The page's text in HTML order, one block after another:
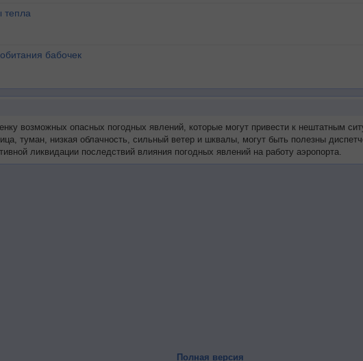
тепла
бабочек
возможных опасных погодных явлений, которые могут привести к нештатным
туман, низкая облачность, сильный ветер и шквалы, могут быть полезны
ликвидации последствий влияния погодных явлений на работу аэропорта.
Полная версия